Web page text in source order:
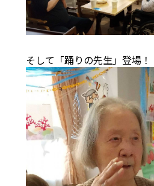
そして「踊りの先生」登場！